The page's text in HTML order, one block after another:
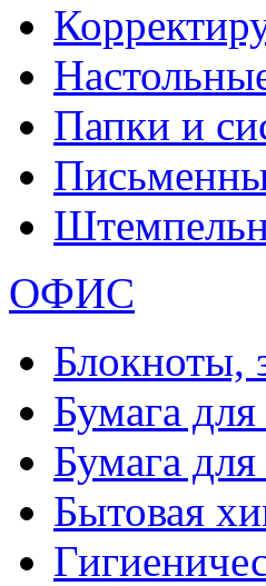
Папки и
ОФИС
Блокноты,
Бумага
Бумага
Бытовая